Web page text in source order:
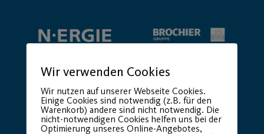
Wir verwenden Cookies
Wir nutzen auf unserer Webseite Cookies.
Einige Cookies sind notwendig (z.B. für den
Warenkorb) andere sind nicht notwendig. Die
nicht-notwendigen Cookies helfen uns bei der
Optimierung unseres Online-Angebotes,